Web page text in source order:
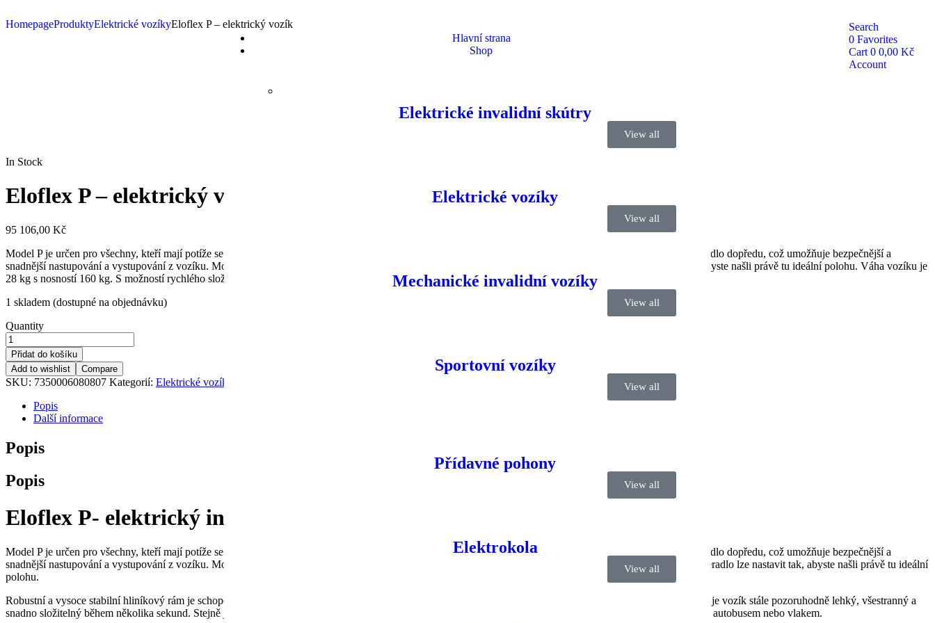
Hlavní strana
Shop
Elektrické invalidní skútry
View all
Elektrické vozíky
View all
Mechanické invalidní vozíky
View all
Sportovní vozíky
View all
Přídavné pohony
View all
Elektrokola
View all
Search
0 Favorites
Cart 0 0,00 Kč
Account
HomepageProduktyElektrické vozíkyEloflex P – elektrický vozík
In Stock
Eloflex P – elektrický vozík
95 106,00 Kč
Model P je určen pro všechny, kteří mají potíže se vstáváním z běžného invalidního vozíku. Je vybaven funkcí elektrického naklápění, která zvedá a naklání sedadlo dopředu, což umožňuje bezpečnější a
snadnější nastupování a vystupování z vozíku. Model P je také vybaven o něco vyšším sedákem, který je ideální pro vyšší uživatele. Opěradlo lze nastavit tak, abyste našli právě tu ideální polohu. Váha vozíku je
28 kg s nosností 160 kg. S možností rychlého složení.
1 skladem (dostupné na objednávku)
Quantity
Přidat do košíku
Add to wishlist
Compare
SKU: 7350006080807 Kategorií: Elektrické vozíky
Popis
Další informace
Popis
Popis
Eloflex P- elektrický invalidní vozík
Model P je určen pro všechny, kteří mají potíže se vstáváním z běžného invalidního vozíku. Je vybaven funkcí elektrického naklápění, která zvedá a naklání sedadlo dopředu, což umožňuje bezpečnější a
snadnější nastupování a vystupování z vozíku. Model P je také vybaven o něco vyšším sedákem než naše ostatní modely, který je ideální pro vyšší uživatele. Opěradlo lze nastavit tak, abyste našli právě tu ideální
polohu.
Robustní a vysoce stabilní hliníkový rám je schopen unést až 160 kg (352 liber), což z něj činí oblíbený model u našich těžších uživatelů. Navzdory své pevnosti je vozík stále pozoruhodně lehký, všestranný a
snadno složitelný během několika sekund. Stejně jako všechny modely Eloflex jej snadno uložíte do auta nebo si jej vezmete s sebou při cestování letadlem, lodí, autobusem nebo vlakem.